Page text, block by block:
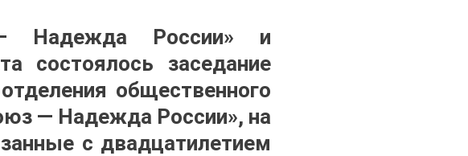
— Надежда России» и
состоялось заседание
общественного
— Надежда России», на
с двадцатилетием